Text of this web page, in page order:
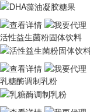
活性益生菌粉固体饮料
乳糖酶调制乳粉